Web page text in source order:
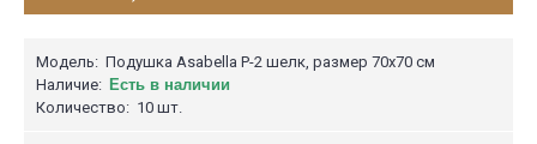
Модель: Подушка Asabella P-2 шелк, размер 70х70 см
Наличие: Есть в наличии
Количество: 10 шт.